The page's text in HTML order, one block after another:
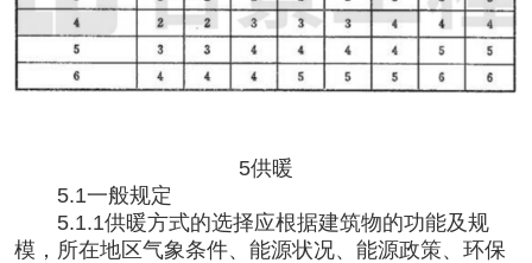
5供暖
5.1一般规定
5.1.1供暖方式的选择应根据建筑物的功能及规
模，所在地区气象条件、能源状况、能源政策、环保